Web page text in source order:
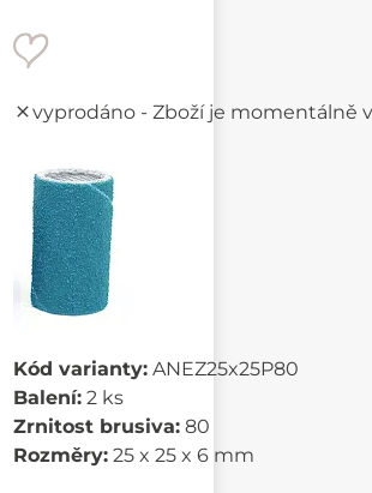
vyprodáno - Zboží je momentálně
Kód varianty: ANEZ25x25P80
Balení: 2 ks
Zrnitost brusiva: 80
Rozměry: 25 x 25 x 6 mm